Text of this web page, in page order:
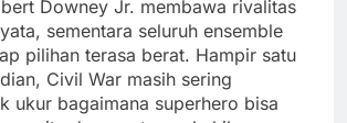
Downey Jr. membawa rivalitas
sementara seluruh ensemble
pilihan terasa berat. Hampir satu
Civil War masih sering
ukur bagaimana superhero bisa